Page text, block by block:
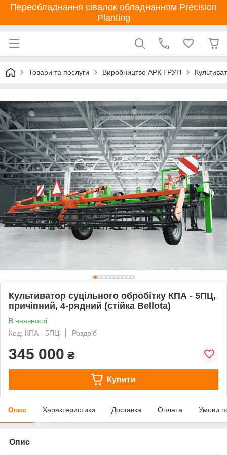
Переобладнання сівалок обладнанням Precision
Planting
Товари та послуги Виробництво АРК ГРУП
Культиватор суцільного обробітку КПА - 5ПЦ,
причіпний, 4-рядний (стійка Bellota)
В наявності
Код: КПА - 5ПЦ
Роздріб
345 000 ₴
Купити
Опис Характеристики Доставка Оплата Умови
Опис